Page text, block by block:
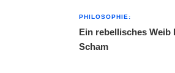
PHILOSOPHIE:
Ein rebellisches Weib
Scham